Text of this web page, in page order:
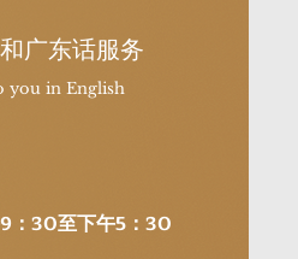
广东话服务
you in English
：30至下午5：30